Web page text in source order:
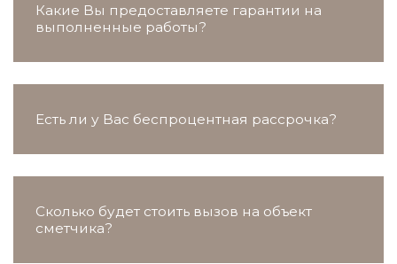
Какие Вы предоставляете гарантии на
выполненные работы?
Есть ли у Вас беспроцентная рассрочка?
Сколько будет стоить вызов на объект
сметчика?